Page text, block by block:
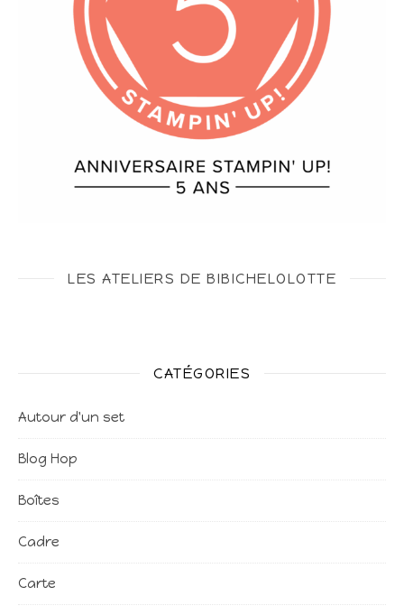
LES ATELIERS DE BIBICHELOLOTTE
CATÉGORIES
Autour d'un set
Blog Hop
Boîtes
Cadre
Carte